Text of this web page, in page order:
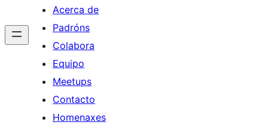
Acerca de
Padróns
Colabora
Equipo
Meetups
Contacto
Homenaxes